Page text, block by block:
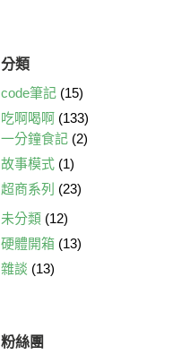
分類
code筆記 (15)
吃啊喝啊 (133)
一分鐘食記 (2)
故事模式 (1)
超商系列 (23)
未分類 (12)
硬體開箱 (13)
雜談 (13)
粉絲團